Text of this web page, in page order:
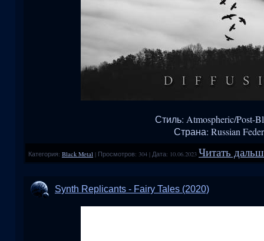
Стиль: Atmospheric/Post-
Страна: Russian
Категория: Black Metal | Просмотров: 304 | Дата: 10.06.2023 Читать
Synth Replicants - Fairy Tales (2020)